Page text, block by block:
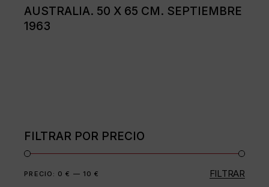
AUSTRALIA. 50 X 65 CM. SEPTIEMBRE
1963
FILTRAR POR PRECIO
Precio
Precio FILTRAR
PRECIO: 0 € — 10 €